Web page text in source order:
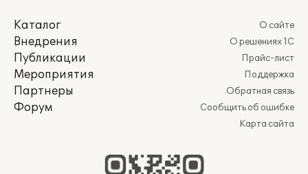
Каталог
Внедрения
Публикации
Мероприятия
Партнеры
Форум
О сайте
О решениях 1С
Прайс-лист
Поддержка
Обратная связь
Сообщить об ошибке
Карта сайта